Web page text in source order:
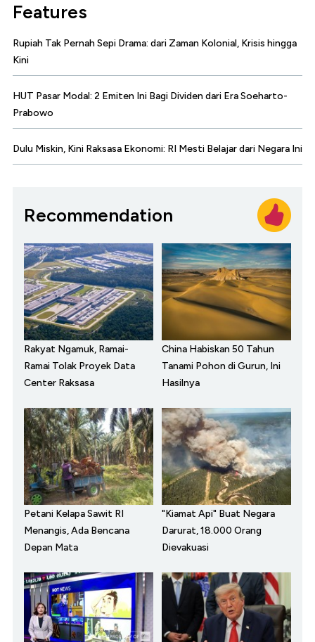
Features
Rupiah Tak Pernah Sepi Drama: dari Zaman Kolonial, Krisis hingga
Kini
HUT Pasar Modal: 2 Emiten Ini Bagi Dividen dari Era Soeharto-
Prabowo
Dulu Miskin, Kini Raksasa Ekonomi: RI Mesti Belajar dari Negara Ini
Recommendation
Rakyat Ngamuk, Ramai-
Ramai Tolak Proyek Data
Center Raksasa
China Habiskan 50 Tahun
Tanami Pohon di Gurun, Ini
Hasilnya
Petani Kelapa Sawit RI
Menangis, Ada Bencana
Depan Mata
"Kiamat Api" Buat Negara
Darurat, 18.000 Orang
Dievakuasi